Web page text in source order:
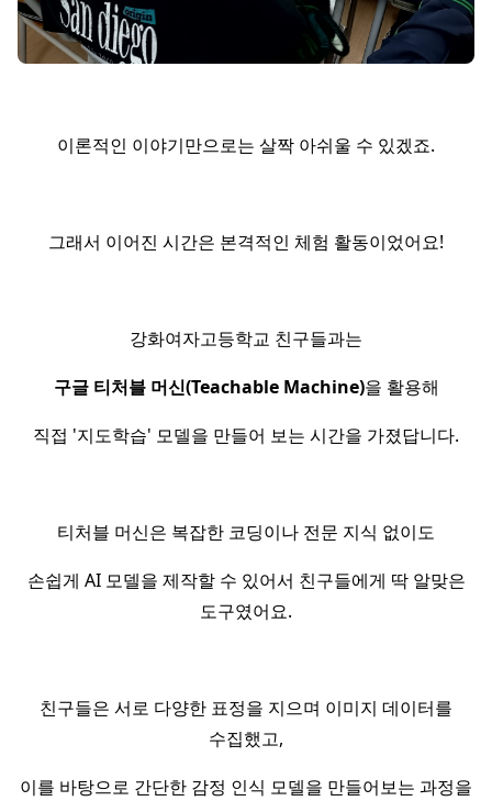
이론적인 이야기만으로는 살짝 아쉬울 수 있겠죠.
그래서 이어진 시간은 본격적인 체험 활동이었어요!
강화여자고등학교 친구들과는
구글 티처블 머신(Teachable Machine)을 활용해
직접 '지도학습' 모델을 만들어 보는 시간을 가졌답니다.
티처블 머신은 복잡한 코딩이나 전문 지식 없이도
손쉽게 AI 모델을 제작할 수 있어서 친구들에게 딱 알맞은
도구였어요.
친구들은 서로 다양한 표정을 지으며 이미지 데이터를
수집했고,
이를 바탕으로 간단한 감정 인식 모델을 만들어보는 과정을